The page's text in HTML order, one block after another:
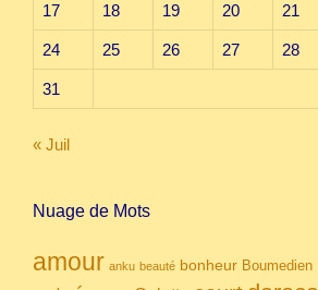
17 18 19 20 21
24 25 26 27 28
31
« Juil
Nuage de Mots
amour anku beauté bonheur Boumedien